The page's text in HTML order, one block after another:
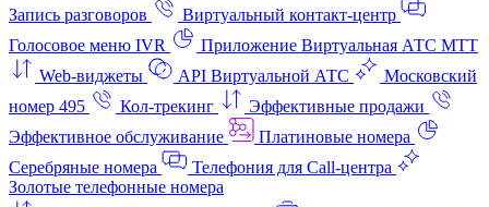
Запись разговоров
Виртуальный контакт‑центр
Голосовое меню IVR
Приложение Виртуальная АТС МТТ
Web-виджеты
API Виртуальной АТС
Московский
номер 495
Кол-трекинг
Эффективные продажи
Эффективное обслуживание
Платиновые номера
Серебряные номера
Телефония для Call-центра
Золотые телефонные номера